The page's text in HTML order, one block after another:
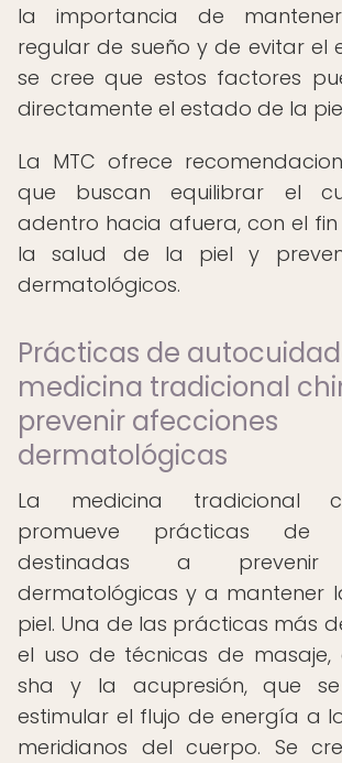
la importancia de
regular de sueño y de evitar el
se cree que estos factores
directamente el estado de la
La MTC ofrece
que buscan equilibrar el
adentro hacia afuera, con el
la salud de la piel y
dermatológicos.
Prácticas de
medicina tradicional
prevenir afecciones
dermatológicas
La medicina tradicional
promueve prácticas de
destinadas a prevenir
dermatológicas y a mantener
piel. Una de las prácticas más
el uso de técnicas de
sha y la acupresión, que
estimular el flujo de energía a
meridianos del cuerpo. Se